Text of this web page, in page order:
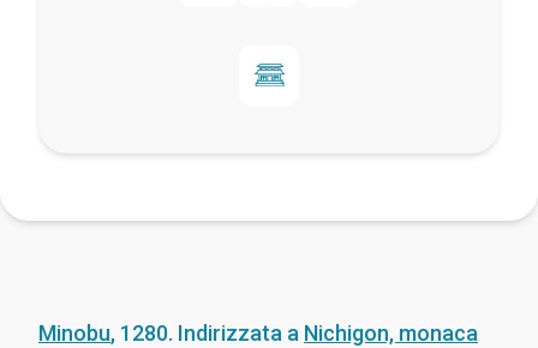
Minobu, 1280. Indirizzata a Nichigon, monaca